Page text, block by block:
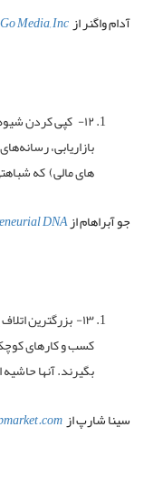
آدام واگنر ازGo Media, Inc
۱۲- کپی کردن
بازاریابی،
های مالی) که
جو آبراهام ازDNA
۱۳- بزرگترین
کسب و کارهای
بگیرند. آنها
سینا شارپ از